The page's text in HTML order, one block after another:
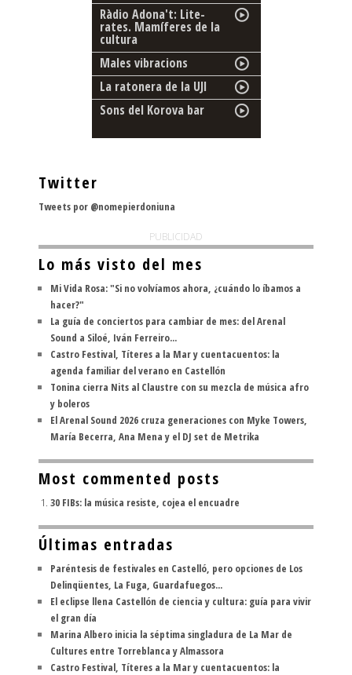
Ràdio Adona't: Lite-
rates. Mamíferes de la
cultura
Males vibracions
La ratonera de la UJI
Sons del Korova bar
Twitter
Tweets por @nomepierdoniuna
PUBLICIDAD
Lo más visto del mes
Mi Vida Rosa: "Si no volvíamos ahora, ¿cuándo lo íbamos a
hacer?"
La guía de conciertos para cambiar de mes: del Arenal
Sound a Siloé, Iván Ferreiro...
Castro Festival, Títeres a la Mar y cuentacuentos: la
agenda familiar del verano en Castellón
Tonina cierra Nits al Claustre con su mezcla de música afro
y boleros
El Arenal Sound 2026 cruza generaciones con Myke Towers,
María Becerra, Ana Mena y el DJ set de Metrika
Most commented posts
30 FIBs: la música resiste, cojea el encuadre
Últimas entradas
Paréntesis de festivales en Castelló, pero opciones de Los
Delinqüentes, La Fuga, Guardafuegos...
El eclipse llena Castellón de ciencia y cultura: guía para vivir
el gran día
Marina Albero inicia la séptima singladura de La Mar de
Cultures entre Torreblanca y Almassora
Castro Festival, Títeres a la Mar y cuentacuentos: la